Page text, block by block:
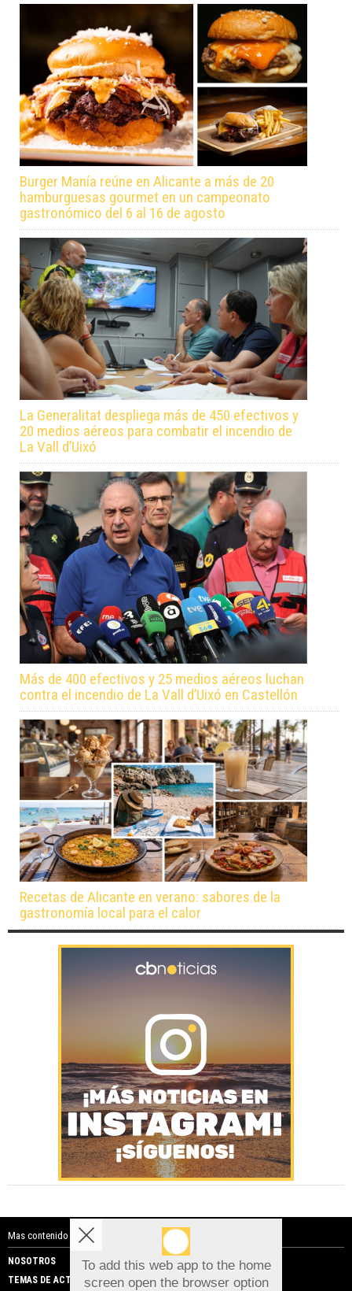
Burger Manía reúne en Alicante a más de 20
hamburguesas gourmet en un campeonato
gastronómico del 6 al 16 de agosto
La Generalitat despliega más de 450 efectivos y
20 medios aéreos para combatir el incendio de
La Vall d’Uixó
Más de 400 efectivos y 25 medios aéreos luchan
contra el incendio de La Vall d’Uixó en Castellón
Recetas de Alicante en verano: sabores de la
gastronomía local para el calor
Mas contenido de Costa Blanca Noticias:
NOSOTROS
PUBLICIDAD
TEMAS DE ACTUALIDAD
To add this web app to the home
screen open the browser option